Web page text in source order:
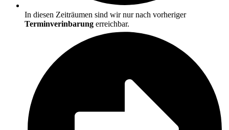
In diesen Zeiträumen sind wir nur nach vorheriger
Terminverinbarung erreichbar.